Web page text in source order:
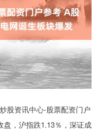
股资讯中心-股票配资门户
，沪指跌1.13％，深证成